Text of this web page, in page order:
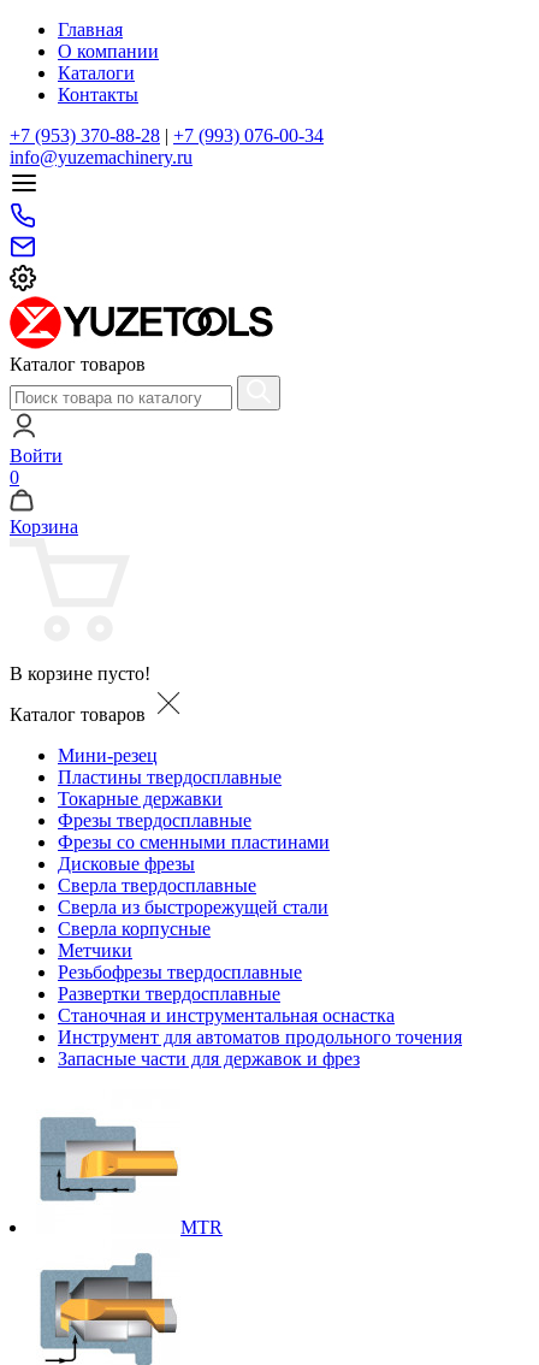
Главная
О компании
Каталоги
Контакты
+7 (953) 370-88-28 | +7 (993) 076-00-34
info@yuzemachinery.ru
Каталог товаров
Войти
0
Корзина
В корзине пусто!
Каталог товаров
Мини-резец
Пластины твердосплавные
Токарные державки
Фрезы твердосплавные
Фрезы со сменными пластинами
Дисковые фрезы
Сверла твердосплавные
Сверла из быстрорежущей стали
Сверла корпусные
Метчики
Резьбофрезы твердосплавные
Развертки твердосплавные
Станочная и инструментальная оснастка
Инструмент для автоматов продольного точения
Запасные части для державок и фрез
MTR